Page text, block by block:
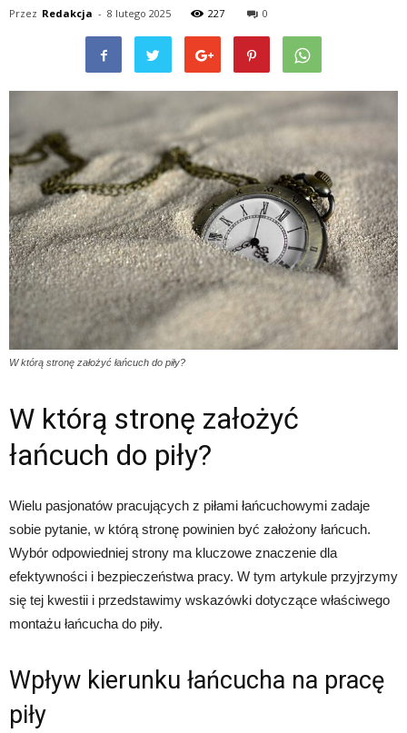
Przez Redakcja - 8 lutego 2025 227 0
W którą stronę założyć łańcuch do piły?
W którą stronę założyć
łańcuch do piły?
Wielu pasjonatów pracujących z piłami łańcuchowymi zadaje
sobie pytanie, w którą stronę powinien być założony łańcuch.
Wybór odpowiedniej strony ma kluczowe znaczenie dla
efektywności i bezpieczeństwa pracy. W tym artykule przyjrzymy
się tej kwestii i przedstawimy wskazówki dotyczące właściwego
montażu łańcucha do piły.
Wpływ kierunku łańcucha na pracę
piły